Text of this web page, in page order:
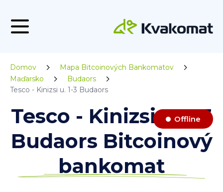
Domov
Mapa Bitcoinových Bankomatov
Maďarsko
Budaors
Tesco - Kinizsi u. 1-3 Budaors
Tesco - Kinizsi u. 1-3
Budaors Bitcoinový
bankomat
Offline